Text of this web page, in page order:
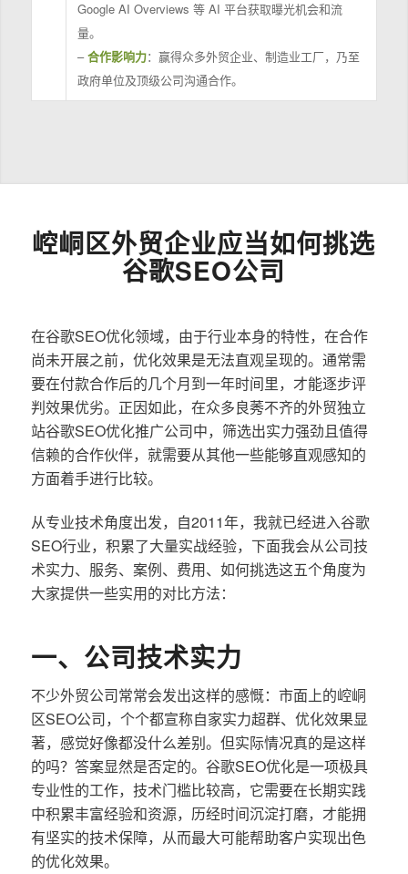
Google AI Overviews 等 AI 平台获取曝光机会和流
量。
–合作影响力：赢得众多外贸企业、制造业工厂，乃至
政府单位及顶级公司沟通合作。
崆峒区外贸企业应当如何挑选
谷歌SEO公司
在谷歌SEO优化领域，由于行业本身的特性，在合作
尚未开展之前，优化效果是无法直观呈现的。通常需
要在付款合作后的几个月到一年时间里，才能逐步评
判效果优劣。正因如此，在众多良莠不齐的外贸独立
站谷歌SEO优化推广公司中，筛选出实力强劲且值得
信赖的合作伙伴，就需要从其他一些能够直观感知的
方面着手进行比较。
从专业技术角度出发，自2011年，我就已经进入谷歌
SEO行业，积累了大量实战经验，下面我会从公司技
术实力、服务、案例、费用、如何挑选这五个角度为
大家提供一些实用的对比方法：
一、公司技术实力
不少外贸公司常常会发出这样的感慨：市面上的崆峒
区SEO公司，个个都宣称自家实力超群、优化效果显
著，感觉好像都没什么差别。但实际情况真的是这样
的吗？答案显然是否定的。谷歌SEO优化是一项极具
专业性的工作，技术门槛比较高，它需要在长期实践
中积累丰富经验和资源，历经时间沉淀打磨，才能拥
有坚实的技术保障，从而最大可能帮助客户实现出色
的优化效果。